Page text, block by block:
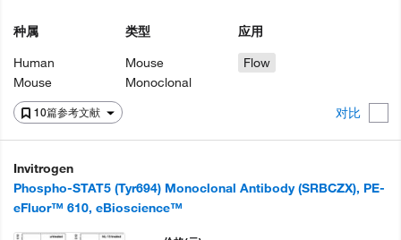
10篇参考文献 对比
种属
Human
Mouse
类型
Mouse
Monoclonal
应用
Flow
Invitrogen
Phospho-STAT5 (Tyr694) Monoclonal Antibody (SRBCZX), PE-
eFluor™ 610, eBioscience™